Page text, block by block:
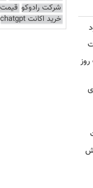
روز
شرکت رادوکو قیمت
خرید اکانت chatgpt